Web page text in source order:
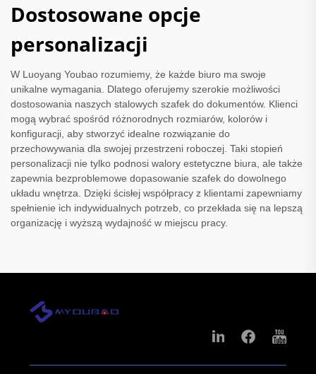
Dostosowane opcje
personalizacji
W Luoyang Youbao rozumiemy, że każde biuro ma swoje
unikalne wymagania. Dlatego oferujemy szerokie możliwości
dostosowania naszych stalowych szafek do dokumentów. Klienci
mogą wybrać spośród różnorodnych rozmiarów, kolorów i
konfiguracji, aby stworzyć idealne rozwiązanie do
przechowywania dla swojej przestrzeni roboczej. Taki stopień
personalizacji nie tylko podnosi walory estetyczne biura, ale także
zapewnia bezproblemowe dopasowanie szafek do dowolnego
układu wnętrza. Dzięki ścisłej współpracy z klientami zapewniamy
spełnienie ich indywidualnych potrzeb, co przekłada się na lepszą
organizację i wyższą wydajność w miejscu pracy.